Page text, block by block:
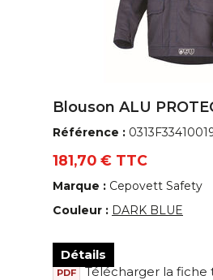
Blouson ALU
Référence :
181,70 € TTC
Marque : Cepovett Safety
Couleur : DARK BLUE
Détails
PDF
Télécharger la fiche